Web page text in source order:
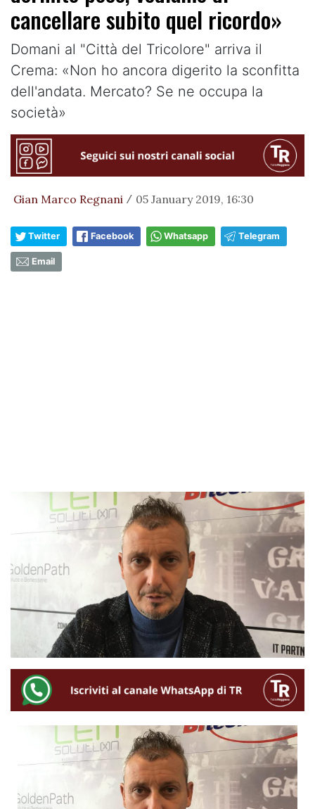
cancellare subito quel ricordo»
Domani al "Città del Tricolore" arriva il
Crema: «Non ho ancora digerito la sconfitta
dell'andata. Mercato? Se ne occupa la
società»
Gian Marco Regnani / 05 January 2019, 16:30
Twitter Facebook Whatsapp Telegram
Email